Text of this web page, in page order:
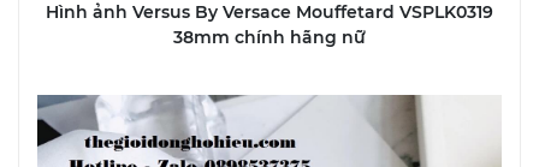
Hình ảnh Versus By Versace Mouffetard VSPLK0319
38mm chính hãng nữ